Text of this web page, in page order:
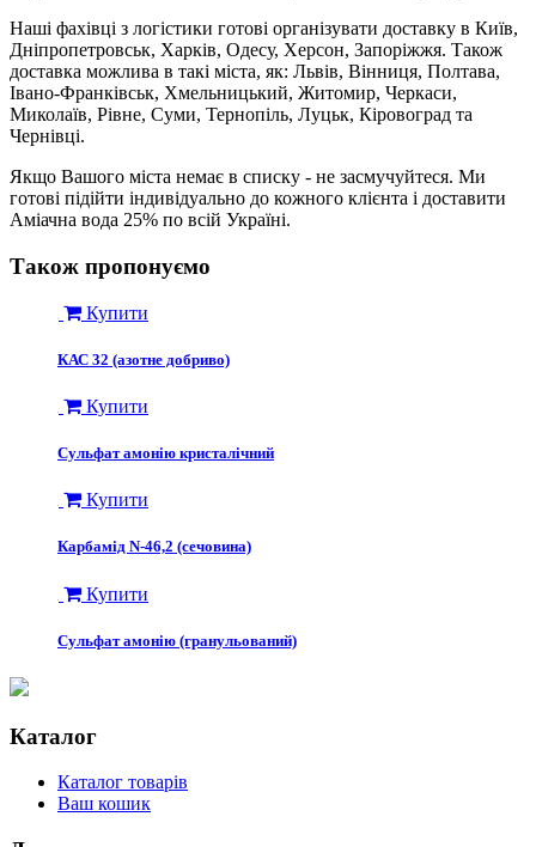
Наші фахівці з логістики готові організувати доставку в Київ,
Дніпропетровськ, Харків, Одесу, Херсон, Запоріжжя. Також
доставка можлива в такі міста, як: Львів, Вінниця, Полтава,
Івано-Франківськ, Хмельницький, Житомир, Черкаси,
Миколаїв, Рівне, Суми, Тернопіль, Луцьк, Кіровоград та
Чернівці.
Якщо Вашого міста немає в списку - не засмучуйтеся. Ми
готові підійти індивідуально до кожного клієнта і доставити
Аміачна вода 25% по всій Україні.
Також пропонуємо
Купити
КАС 32 (азотне добриво)
Купити
Сульфат амонію кристалічний
Купити
Карбамід N-46,2 (сечовина)
Купити
Сульфат амонію (гранульований)
Каталог
Каталог товарів
Ваш кошик